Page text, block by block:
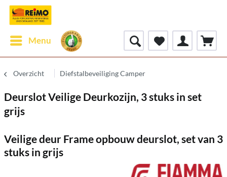
Menu
Overzicht Diefstalbeveiliging Camper
Deurslot Veilige Deurkozijn, 3 stuks in set
grijs
Veilige deur Frame opbouw deurslot, set van 3
stuks in grijs